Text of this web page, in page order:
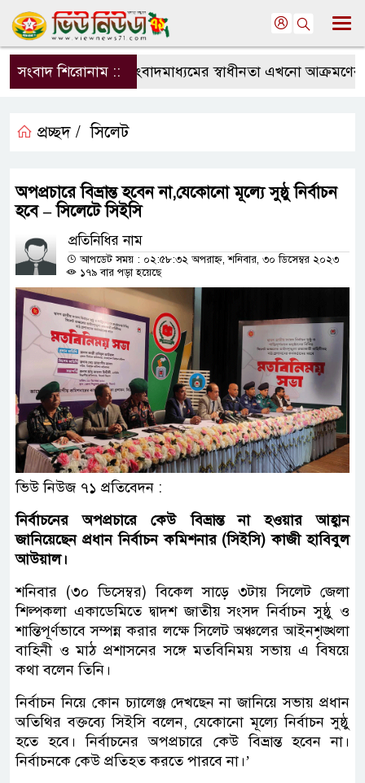
সংবাদ শিরোনাম ::সংবাদমাধ্যমের স্বাধীনতা এখনো আক্রমণের
প্রচ্ছদ / সিলেট
অপপ্রচারে বিভ্রান্ত হবেন না,যেকোনো মূল্যে সুষ্ঠু নির্বাচন
হবে – সিলেটে সিইসি
প্রতিনিধির নাম
আপডেট সময় : ০২:৫৮:৩২ অপরাহ্ন, শনিবার, ৩০ ডিসেম্বর ২০২৩
১৭৯ বার পড়া হয়েছে
ভিউ নিউজ ৭১ প্রতিবেদন :
নির্বাচনের অপপ্রচারে কেউ বিভ্রান্ত না হওয়ার আহ্বান
জানিয়েছেন প্রধান নির্বাচন কমিশনার (সিইসি) কাজী হাবিবুল
আউয়াল।
শনিবার (৩০ ডিসেম্বর) বিকেল সাড়ে ৩টায় সিলেট জেলা
শিল্পকলা একাডেমিতে দ্বাদশ জাতীয় সংসদ নির্বাচন সুষ্ঠু ও
শান্তিপূর্ণভাবে সম্পন্ন করার লক্ষে সিলেট অঞ্চলের আইনশৃঙ্খলা
বাহিনী ও মাঠ প্রশাসনের সঙ্গে মতবিনিময় সভায় এ বিষয়ে
কথা বলেন তিনি।
নির্বাচন নিয়ে কোন চ্যালেঞ্জ দেখছেন না জানিয়ে সভায় প্রধান
অতিথির বক্তব্যে সিইসি বলেন, যেকোনো মূল্যে নির্বাচন সুষ্ঠু
হতে হবে। নির্বাচনের অপপ্রচারে কেউ বিভ্রান্ত হবেন না।
নির্বাচনকে কেউ প্রতিহত করতে পারবে না।’